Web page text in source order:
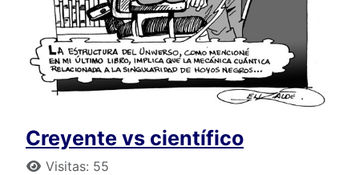
Creyente vs científico
Detalles
Visitas: 55